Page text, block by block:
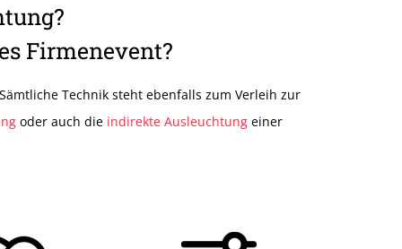
Firmenevent?
Technik steht ebenfalls zum Verleih zur
oder auch die indirekte Ausleuchtung einer